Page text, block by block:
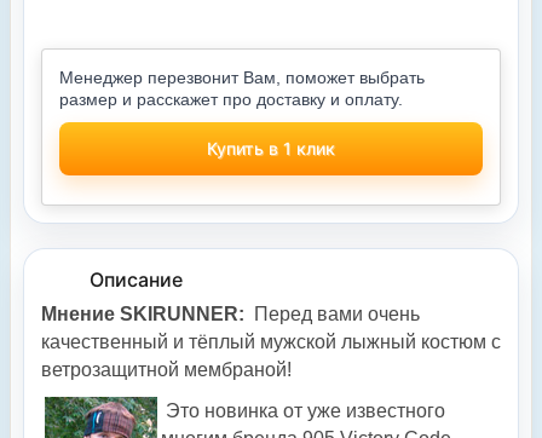
Менеджер перезвонит Вам, поможет выбрать
размер и расскажет про доставку и оплату.
Купить в 1 клик
Описание
Мнение SKIRUNNER: Перед вами очень
качественный и тёплый мужской лыжный костюм с
ветрозащитной мембраной!
Это новинка от уже известного